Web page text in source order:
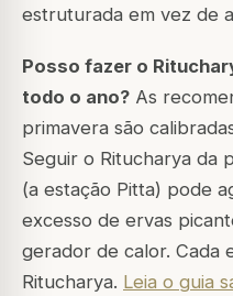
estruturada em vez de
Posso fazer o
todo o ano? As
primavera são
Seguir o Ritucharya da
(a estação Pitta) pode
excesso de ervas
gerador de calor. Cada
Ritucharya. Leia o guia